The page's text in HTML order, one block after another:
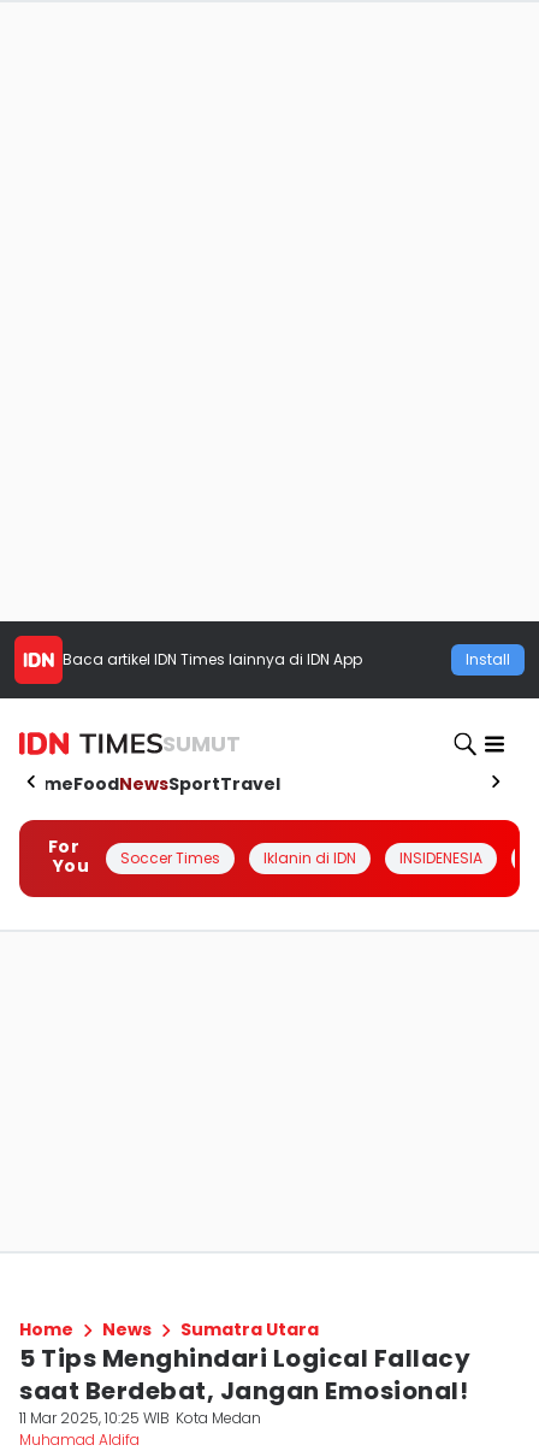
Baca artikel IDN Times lainnya di IDN App Install
SUMUT
HomeFoodNewsSportTravel
For
You
Soccer Times Iklanin di IDN INSIDENESIA
Home News Sumatra Utara
5 Tips Menghindari Logical Fallacy
saat Berdebat, Jangan Emosional!
11 Mar 2025, 10:25 WIB Kota Medan
Muhamad Aldifa